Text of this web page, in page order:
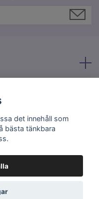
det innehåll som
bästa tänkbara